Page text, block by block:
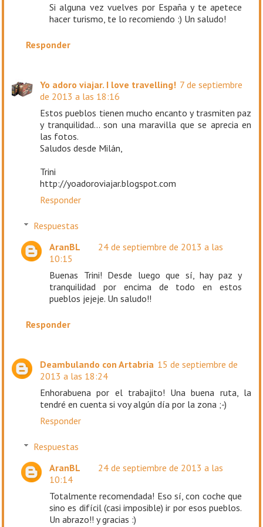
Si alguna vez vuelves por España y te apetece
hacer turismo, te lo recomiendo :) Un saludo!
Responder
Yo adoro viajar. I love travelling! 7 de septiembre
de 2013 a las 18:16
Estos pueblos tienen mucho encanto y trasmiten paz
y tranquilidad... son una maravilla que se aprecia en
las fotos.
Saludos desde Milán,
Trini
http://yoadoroviajar.blogspot.com
Responder
Respuestas
AranBL
24 de septiembre de 2013 a las
10:15
Buenas Trini! Desde luego que sí, hay paz y
tranquilidad por encima de todo en estos
pueblos jejeje. Un saludo!!
Responder
Deambulando con Artabria 15 de septiembre de
2013 a las 18:24
Enhorabuena por el trabajito! Una buena ruta, la
tendré en cuenta si voy algún día por la zona ;-)
Responder
Respuestas
AranBL
24 de septiembre de 2013 a las
10:14
Totalmente recomendada! Eso sí, con coche que
sino es difícil (casi imposible) ir por esos pueblos.
Un abrazo!! y gracias :)